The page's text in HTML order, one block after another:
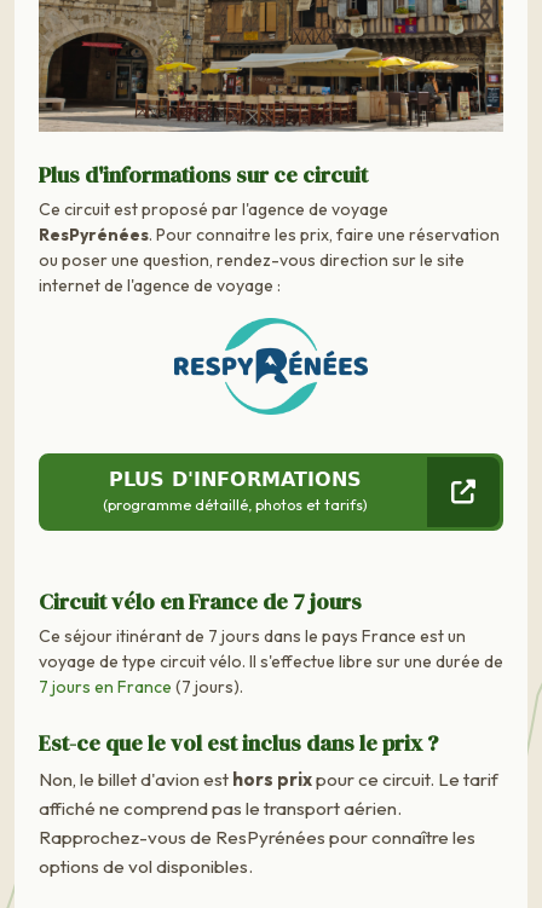
Plus d'informations sur ce circuit
Ce circuit est proposé par l'agence de voyage
ResPyrénées. Pour connaitre les prix, faire une réservation
ou poser une question, rendez-vous direction sur le site
internet de l'agence de voyage :
PLUS D'INFORMATIONS
(programme détaillé, photos et tarifs)
Circuit vélo en France de 7 jours
Ce séjour itinérant de 7 jours dans le pays France est un
voyage de type circuit vélo. Il s'effectue libre sur une durée de
7 jours en France (7 jours).
Est-ce que le vol est inclus dans le prix ?
Non, le billet d'avion est hors prixpour ce circuit. Le tarif
affiché ne comprend pas le transport aérien.
Rapprochez-vous de ResPyrénées pour connaître les
options de vol disponibles.